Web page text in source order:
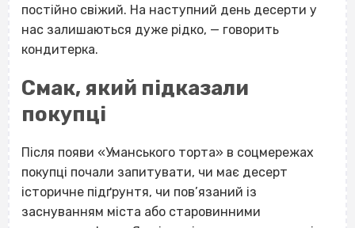
постійно свіжий. На наступний день десерти у
нас залишаються дуже рідко, — говорить
кондитерка.
Смак, який підказали
покупці
Після появи «Уманського торта» в соцмережах
покупці почали запитувати, чи має десерт
історичне підґрунтя, чи пов’язаний із
заснуванням міста або старовинними